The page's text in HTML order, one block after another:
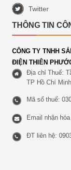
Twitter
THÔNG TIN
CÔNG TY TNHH
ĐIỆN THIÊN
Địa chỉ Thuế:
TP Hồ Chí
Mã số thuế:
Email nhận
ĐT liên hệ: